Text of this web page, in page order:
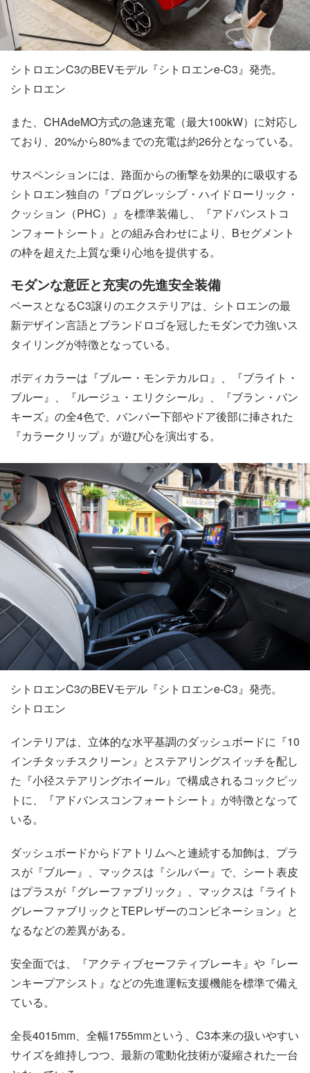
シトロエンC3のBEVモデル『シトロエンe-C3』発売。
シトロエン
また、CHAdeMO方式の急速充電（最大100kW）に対応し
ており、20%から80%までの充電は約26分となっている。
サスペンションには、路面からの衝撃を効果的に吸収する
シトロエン独自の『プログレッシブ・ハイドローリック・
クッション（PHC）』を標準装備し、『アドバンストコ
ンフォートシート』との組み合わせにより、Bセグメント
の枠を超えた上質な乗り心地を提供する。
モダンな意匠と充実の先進安全装備
ベースとなるC3譲りのエクステリアは、シトロエンの最
新デザイン言語とブランドロゴを冠したモダンで力強いス
タイリングが特徴となっている。
ボディカラーは『ブルー・モンテカルロ』、『ブライト・
ブルー』、『ルージュ・エリクシール』、『ブラン・バン
キーズ』の全4色で、バンパー下部やドア後部に挿された
『カラークリップ』が遊び心を演出する。
シトロエンC3のBEVモデル『シトロエンe-C3』発売。
シトロエン
インテリアは、立体的な水平基調のダッシュボードに『10
インチタッチスクリーン』とステアリングスイッチを配し
た『小径ステアリングホイール』で構成されるコックピッ
トに、『アドバンスコンフォートシート』が特徴となって
いる。
ダッシュボードからドアトリムへと連続する加飾は、プラ
スが『ブルー』、マックスは『シルバー』で、シート表皮
はプラスが『グレーファブリック』、マックスは『ライト
グレーファブリックとTEPレザーのコンビネーション』と
なるなどの差異がある。
安全面では、『アクティブセーフティブレーキ』や『レー
ンキープアシスト』などの先進運転支援機能を標準で備え
ている。
全長4015mm、全幅1755mmという、C3本来の扱いやすい
サイズを維持しつつ、最新の電動化技術が凝縮された一台